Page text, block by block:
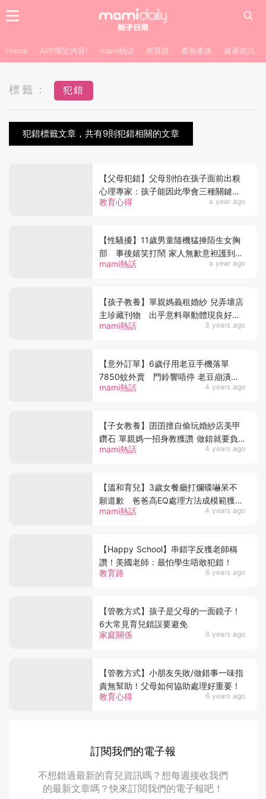
Home APP限定內容! mami熱話 教育路 產前產後 健康資訊
標籤： 犯錯
犯錯標籤文章，共有9則犯錯相關的文章
教育心得 a year ago
【父母犯錯】父母別怕在孩子面前出糗
心理專家：孩子能因此學會三種關鍵能
力
mami熱話 a year ago
【性騷擾】11歲男童隨機猛捶陌生女胸
部 事後嬉笑打鬧 家人無歉意袒護到底
女子怒報警！
mami熱話 3 years ago
【孩子教養】單親媽義租婚紗 兒弄壞店
主珍藏刊物 出乎意料舉動體現良好家
教被like爆！
mami熱話 4 years ago
【意外訂單】6歲仔用老豆手機落單
7850蚊外賣 門鈴響唔停 老豆崩潰收
食物 兒知錯交出錢罌補償
mami熱話 4 years ago
【子女教養】囝囝擅自偷玩婚紗店美甲
鑽石 單親媽一招身教獲讚 做錯就要負
責！
mami熱話 4 years ago
【溫和育兒】3歲女餐廳打爛碟嚇呆不
願道歉 爸爸高EQ處理方法成模範獲網
讚
教育路 6 years ago
【Happy School】串錯字反獲老師稱
讚！美國老師：最怕學生唔敢犯錯！
家庭關係 6 years ago
【管教方式】孩子是父母的一面鏡子！
6大常見育兒錯誤要避免
教育心得 6 years ago
【管教方式】小朋友失敗/做錯事一味指
責無幫助！父母如何協助處理好重要！
訂閱我們的電子報
不想錯過最新的育兒資訊嗎？想每週接收我們
的最新文章嗎？快來訂閱我們的電子報吧！